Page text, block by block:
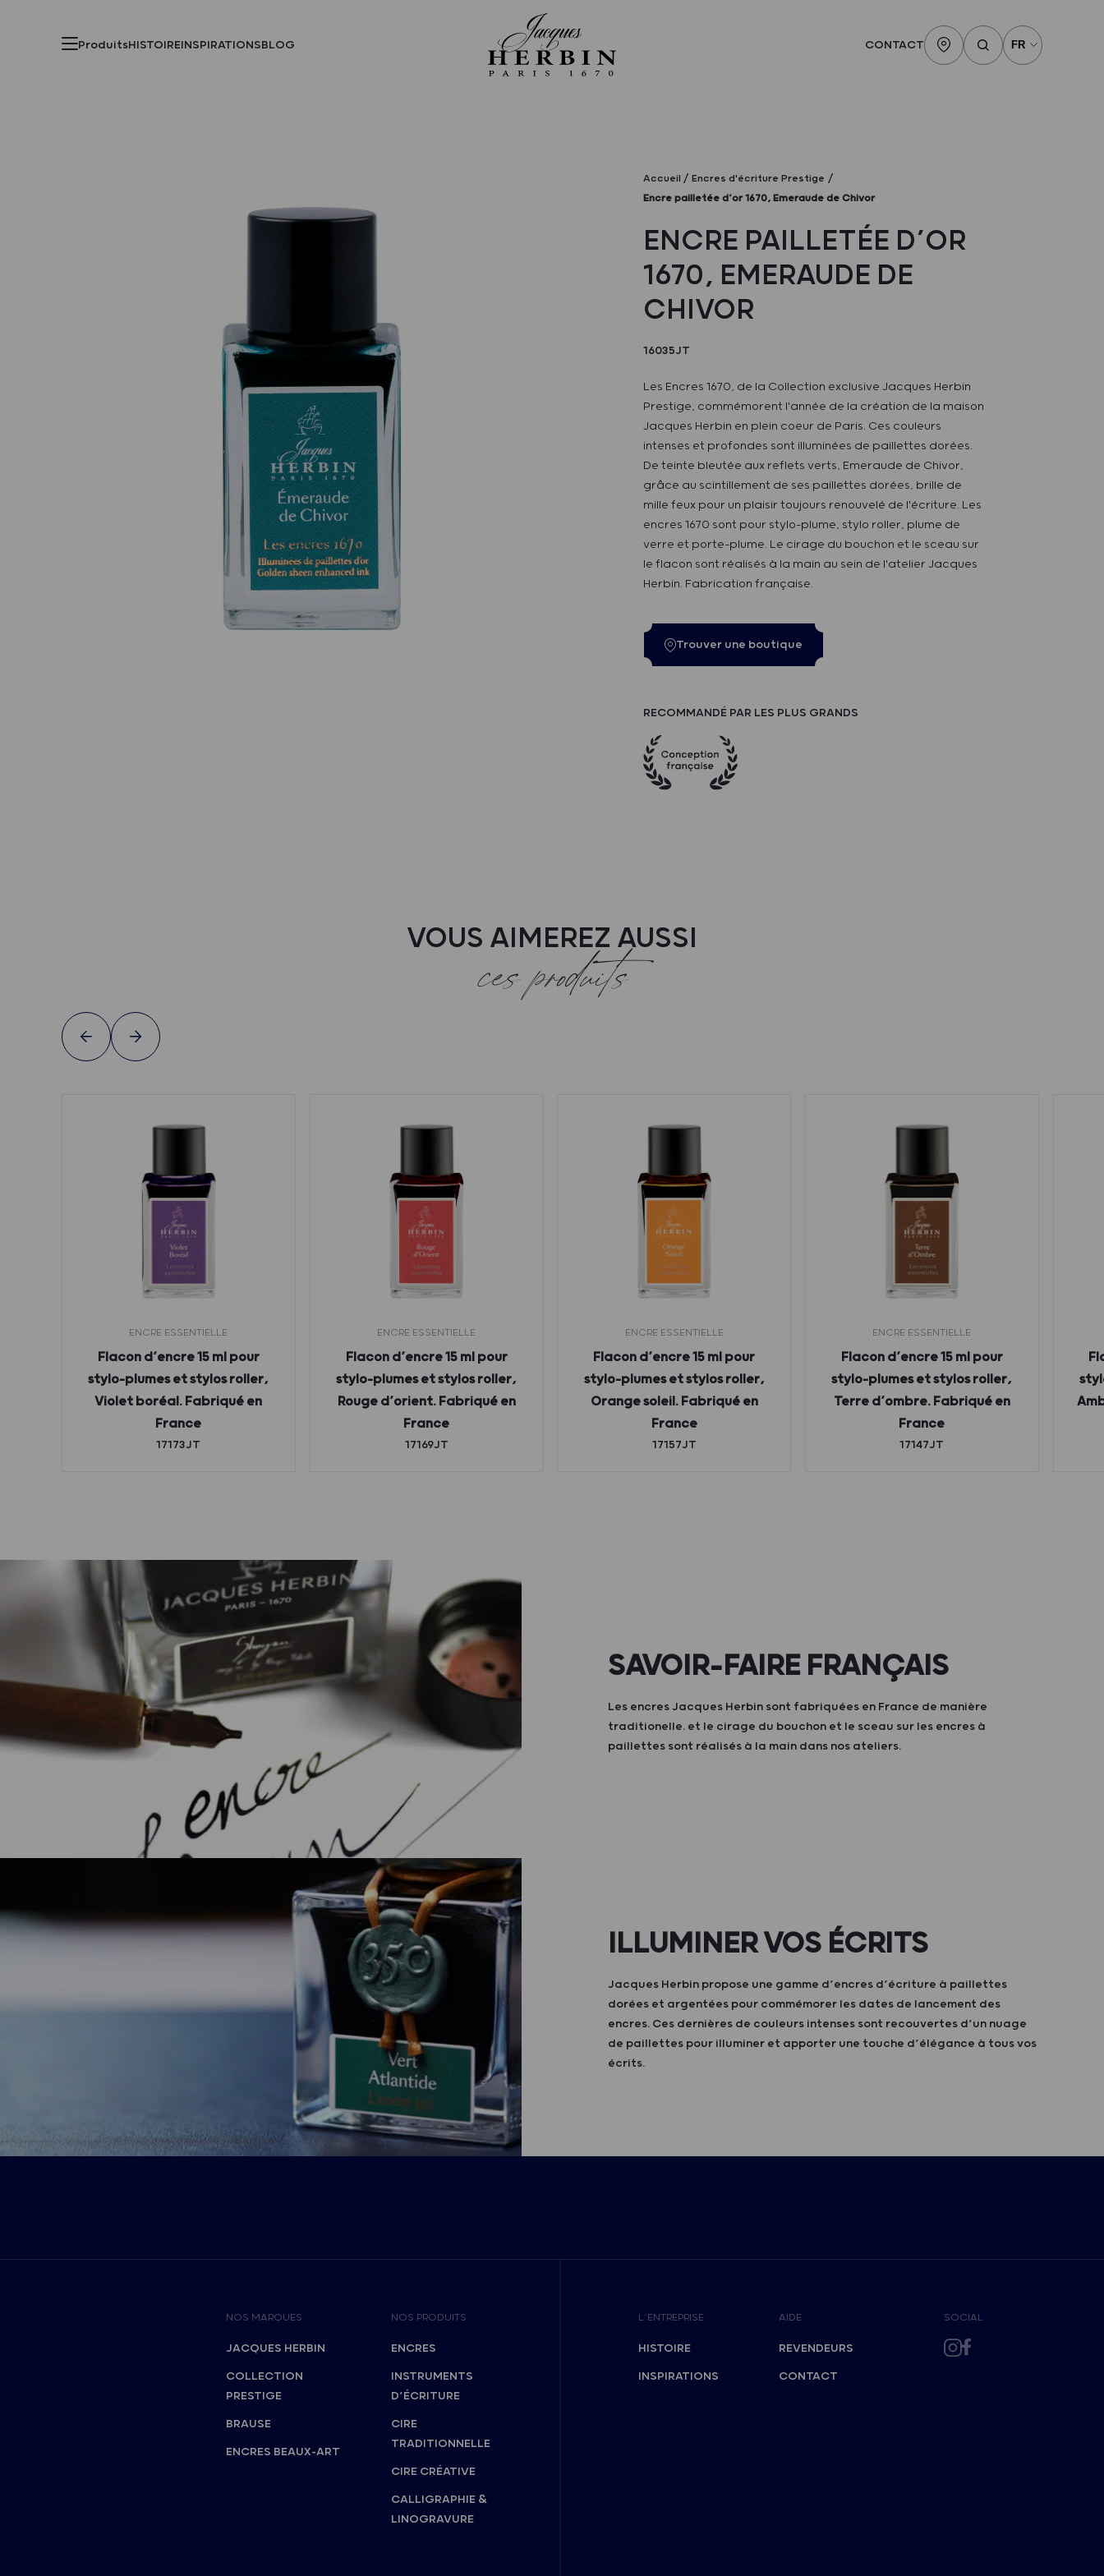
ProduitsHISTOIREINSPIRATIONSBLOG CONTACT
Accueil
Encres d'écriture Prestige
Encre pailletée d’or 1670, Emeraude de Chivor
ENCRE PAILLETÉE D’OR
1670, EMERAUDE DE
CHIVOR
16035JT
Les Encres 1670, de la Collection exclusive Jacques Herbin
Prestige, commémorent l'année de la création de la maison
Jacques Herbin en plein coeur de Paris. Ces couleurs
intenses et profondes sont illuminées de paillettes dorées.
De teinte bleutée aux reflets verts, Emeraude de Chivor,
grâce au scintillement de ses paillettes dorées, brille de
mille feux pour un plaisir toujours renouvelé de l'écriture. Les
encres 1670 sont pour stylo-plume, stylo roller, plume de
verre et porte-plume. Le cirage du bouchon et le sceau sur
le flacon sont réalisés à la main au sein de l'atelier Jacques
Herbin. Fabrication française.
Trouver une boutique
RECOMMANDÉ PAR LES PLUS GRANDS
VOUS AIMEREZ AUSSI
ces produits
ENCRE ESSENTIELLE
Flacon d’encre 15 ml pour
stylo-plumes et stylos roller,
Violet boréal. Fabriqué en
France
17173JT
ENCRE ESSENTIELLE
Flacon d’encre 15 ml pour
stylo-plumes et stylos roller,
Rouge d’orient. Fabriqué en
France
17169JT
ENCRE ESSENTIELLE
Flacon d’encre 15 ml pour
stylo-plumes et stylos roller,
Orange soleil. Fabriqué en
France
17157JT
ENCRE ESSENTIELLE
Flacon d’encre 15 ml pour
stylo-plumes et stylos roller,
Terre d’ombre. Fabriqué en
France
17147JT
SAVOIR-FAIRE FRANÇAIS
Les encres Jacques Herbin sont fabriquées en France de manière
traditionelle. et le cirage du bouchon et le sceau sur les encres à
paillettes sont réalisés à la main dans nos ateliers.
ILLUMINER VOS ÉCRITS
Jacques Herbin propose une gamme d’encres d’écriture à paillettes
dorées et argentées pour commémorer les dates de lancement des
encres. Ces dernières de couleurs intenses sont recouvertes d’un nuage
de paillettes pour illuminer et apporter une touche d’élégance à tous vos
écrits.
NOS MARQUES
JACQUES HERBIN
COLLECTION
PRESTIGE
BRAUSE
ENCRES BEAUX-ART
NOS PRODUITS
ENCRES
INSTRUMENTS
D’ÉCRITURE
CIRE
TRADITIONNELLE
CIRE CRÉATIVE
CALLIGRAPHIE &
LINOGRAVURE
L’ENTREPRISE
HISTOIRE
INSPIRATIONS
AIDE
REVENDEURS
CONTACT
SOCIAL